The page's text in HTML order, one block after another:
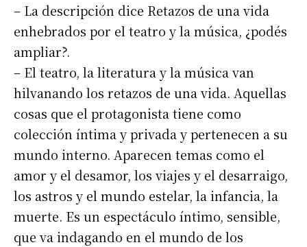
– La descripción dice Retazos de una vida
enhebrados por el teatro y la música, ¿podés
ampliar?.
– El teatro, la literatura y la música van
hilvanando los retazos de una vida. Aquellas
cosas que el protagonista tiene como
colección íntima y privada y pertenecen a su
mundo interno. Aparecen temas como el
amor y el desamor, los viajes y el desarraigo,
los astros y el mundo estelar, la infancia, la
muerte. Es un espectáculo íntimo, sensible,
que va indagando en el mundo de los